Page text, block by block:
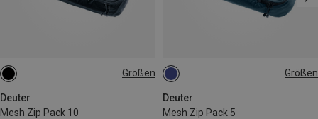
Größen
Deuter
Mesh Zip Pack 10
ONE SIZE Größen
Deuter
Mesh Zip Pack 5
ONE SIZE